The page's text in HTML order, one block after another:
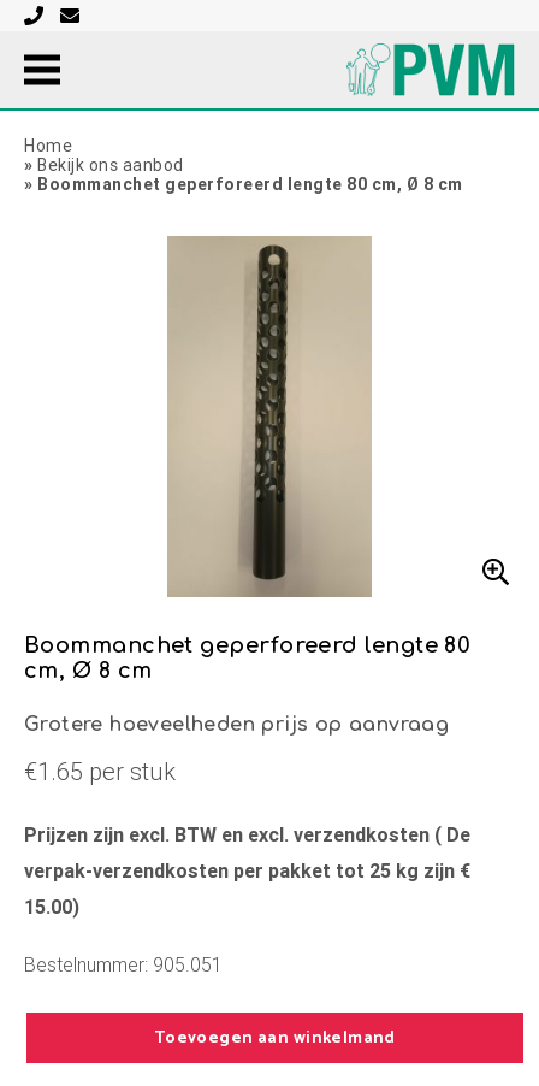
Home
» Bekijk ons aanbod
» Boommanchet geperforeerd lengte 80 cm, Ø 8 cm
Boommanchet geperforeerd lengte 80
cm, Ø 8 cm
Grotere hoeveelheden prijs op aanvraag
€1.65 per stuk
Prijzen zijn excl. BTW en excl. verzendkosten ( De
verpak-verzendkosten per pakket tot 25 kg zijn €
15.00)
Bestelnummer: 905.051
Toevoegen aan winkelmand